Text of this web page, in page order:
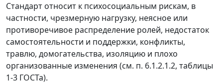
Стандарт относит к психосоциальным рискам, в
частности, чрезмерную нагрузку, неясное или
противоречивое распределение ролей, недостаток
самостоятельности и поддержки, конфликты,
травлю, домогательства, изоляцию и плохо
организованные изменения (см. п. 6.1.2.1.2, таблицы
1-3 ГОСТа).